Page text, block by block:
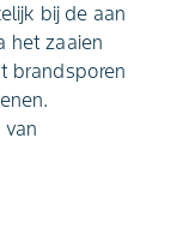
bij de aan
het zaaien
brandsporen